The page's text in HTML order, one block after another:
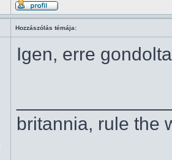
Hozzászólás témája:
Igen, erre
britannia, rule the